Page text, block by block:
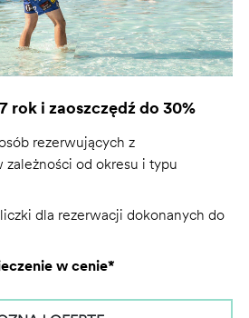
rok i zaoszczędź do 30%
rezerwujących z
od okresu i typu
dla rezerwacji dokonanych do
w cenie*